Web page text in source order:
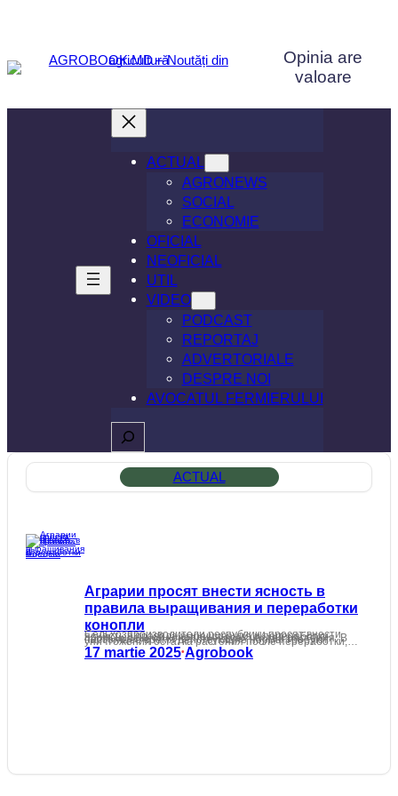
conținut
Opinia are
valoare
ACTUAL
AGRONEWS
SOCIAL
ECONOMIE
OFICIAL
NEOFICIAL
UTIL
VIDEO
PODCAST
REPORTAJ
ADVERTORIALE
DESPRE NOI
AVOCATUL FERMIERULUI
Caută
ACTUAL
Аграрии просят внести ясность в
правила выращивания и переработки
конопли
Сельхозпроизводители республики просят внести ясность в правила выращивания и переработки промышленной конопли — всех частей растения. В настоящее время действующие нормы требуют уничтожения остатка растения после переработки,…
17 martie 2025•Agrobook